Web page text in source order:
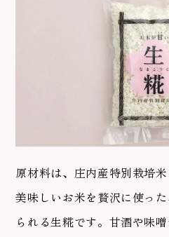
原材料は、庄内産特別栽培
美味しいお米を贅沢に使っ
られる生糀です。甘酒や味噌